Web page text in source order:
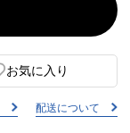
お気に入り
配送について